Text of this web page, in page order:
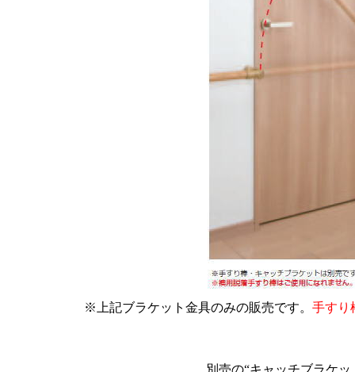
※上記ブラケット金具のみの販売です。 手すり
別売の“キャッチブラケ